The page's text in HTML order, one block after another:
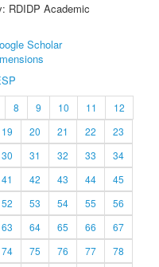
RDIDP Academic
Scholar
8 9 10 11
12
19 20 21 22
23
30 31 32 33
34
41 42 43 44
45
52 53 54 55
56
63 64 65 66
67
74 75 76 77
78